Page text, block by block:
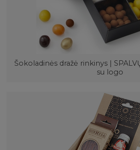
Šokoladinės dražė rinkinys |
su logo